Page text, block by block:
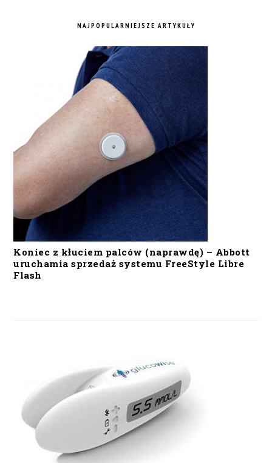
NAJPOPULARNIEJSZE ARTYKUŁY
Koniec z kłuciem palców (naprawdę) – Abbott
uruchamia sprzedaż systemu FreeStyle Libre
Flash